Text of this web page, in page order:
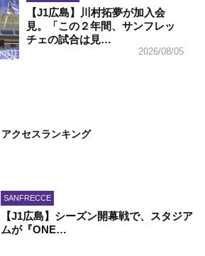
【J1広島】川村拓夢が加入会
見。「この２年間、サンフレッ
チェの試合は見…
2026/08/05
アクセスランキング
SANFRECCE
【J1広島】シーズン開幕戦で、スタジア
ムが『ONE…